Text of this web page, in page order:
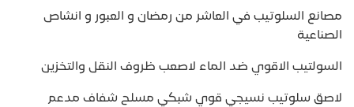
مصانع السلوتيب في العاشر من رمضان و العبور و انشاص
الصناعية
السولتيب الاقوي ضد الماء لاصعب ظروف النقل والتخزين
لاصق سلوتيب نسيجي قوي شبكي مسلح شفاف مدعم